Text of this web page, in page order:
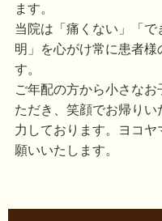
ます。
当院は「痛くない」「
明」を心がけ常に患者様
す。
ご年配の方から小さな
ただき、笑顔でお帰り
力しております。ヨコ
願いいたします。